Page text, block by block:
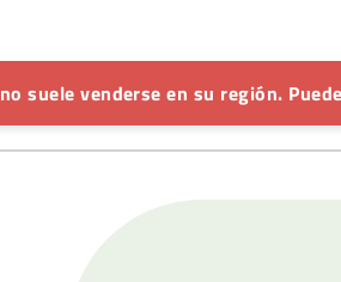
suele venderse en su región.